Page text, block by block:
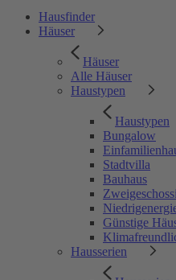
Hausfinder
Häuser
Häuser
Alle Häuser
Haustypen
Haustypen
Bungalow
Stadtvilla
Bauhaus
Günstige
Hausserien